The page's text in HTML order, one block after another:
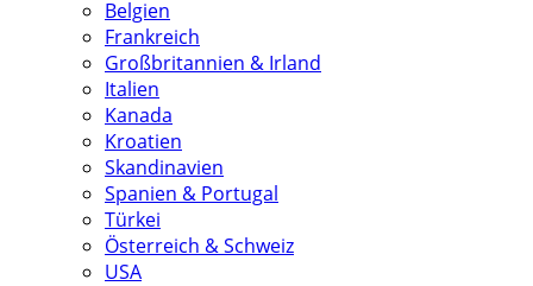
Belgien
Frankreich
Großbritannien & Irland
Italien
Kanada
Kroatien
Skandinavien
Spanien & Portugal
Türkei
Österreich & Schweiz
USA